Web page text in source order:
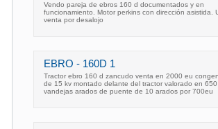
Vendo pareja de ebros 160 d documentados y en
funcionamiento. Motor perkins con dirección asistida.
venta por desalojo
EBRO - 160D 1
Tractor ebro 160 d zancudo venta en 2000 eu
de 15 kv montado delante del tractor valorado en 650
vandejas arados de puente de 10 arados por 700eu